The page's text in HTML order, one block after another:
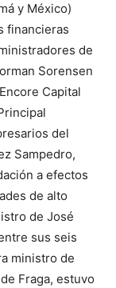
y México)
financieras
de
Sorensen
Capital
del
Sampedro,
a efectos
de alto
de José
sus seis
ministro de
Fraga, estuvo